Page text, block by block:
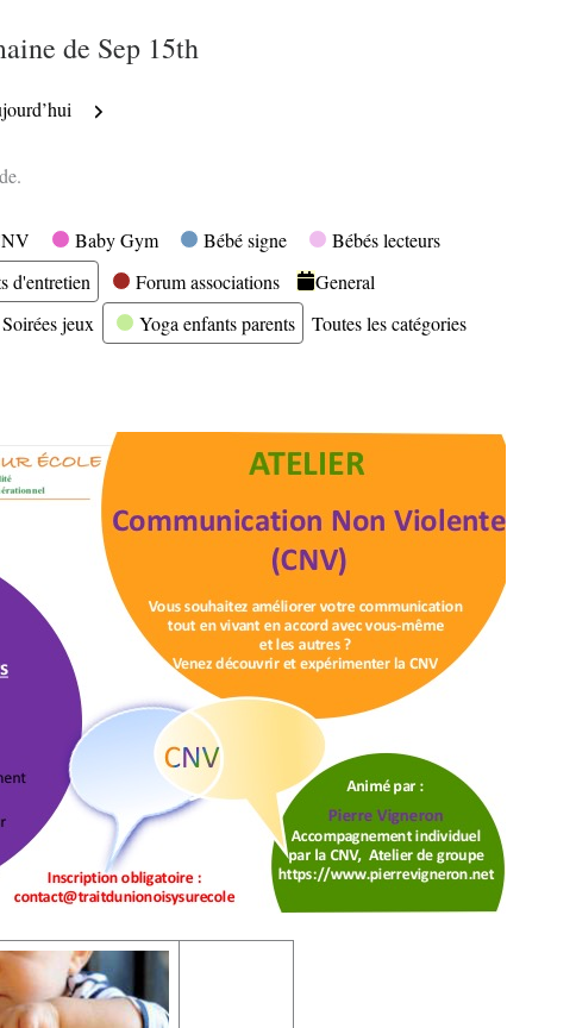
de Sep 15th
Suivant
Baby Gym Bébé signe
Bébés lecteurs
d'entretien Forum associations
General
Soirées jeux Yoga enfants parents
Toutes les catégories